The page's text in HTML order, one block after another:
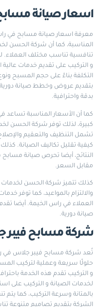
اسعار صيانة
معرفة اسعار صيانة مسابح في
المناسبة، كما أن شركة الحسن
تنافسية تناسب مختلف العملاء.
و التركيب على تقديم خدمات عالية
التكلفة بناءً على حجم المسبح
بتقديم عروض وخطط صيانة دورية
بدقة واحترافية.
كما أن الأسعار المناسبة تساعد
كبيرة، لذلك توفر شركة الحسن
تشمل التنظيف والتعقيم
كيفية تقليل تكاليف الصيانة.
النتائج، أيضا تحرص صيانة
مقابل السعر.
كذلك تتميز شركة الحسن لخدمات
والالتزام بالمواعيد، كما توفر
العملاء في راس الخيمة. أيضا
صيانة دورية.
شركة مسابح فيبر
تُعد شركة مسابح فيبر جلاس في
حلولًا سريعة وعملية لتركيب
و التركيب تقدم هذه الخدمة
لخدمات الصيانة و التركيب على
بالمتانة وسرعة التركيب، كما يتم
الشركة بتقديم تصاميم متنوعة